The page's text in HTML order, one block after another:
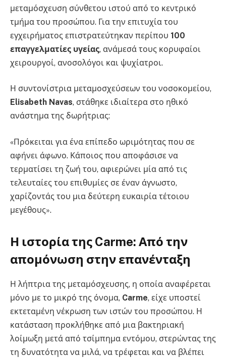
μεταμόσχευση σύνθετου ιστού από το κεντρικό
τμήμα του προσώπου. Για την επιτυχία του
εγχειρήματος επιστρατεύτηκαν περίπου 100
επαγγελματίες υγείας, ανάμεσά τους κορυφαίοι
χειρουργοί, ανοσολόγοι και ψυχίατροι.
Η συντονίστρια μεταμοσχεύσεων του νοσοκομείου,
Elisabeth Navas, στάθηκε ιδιαίτερα στο ηθικό
ανάστημα της δωρήτριας:
«Πρόκειται για ένα επίπεδο ωριμότητας που σε
αφήνει άφωνο. Κάποιος που αποφάσισε να
τερματίσει τη ζωή του, αφιερώνει μία από τις
τελευταίες του επιθυμίες σε έναν άγνωστο,
χαρίζοντάς του μια δεύτερη ευκαιρία τέτοιου
μεγέθους».
Η ιστορία της Carme: Από την
απομόνωση στην επανένταξη
Η λήπτρια της μεταμόσχευσης, η οποία αναφέρεται
μόνο με το μικρό της όνομα, Carme, είχε υποστεί
εκτεταμένη νέκρωση των ιστών του προσώπου. Η
κατάσταση προκλήθηκε από μια βακτηριακή
λοίμωξη μετά από τσίμπημα εντόμου, στερώντας της
τη δυνατότητα να μιλά, να τρέφεται και να βλέπει